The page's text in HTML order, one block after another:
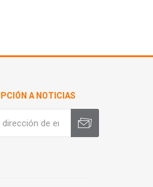
A NOTICIAS